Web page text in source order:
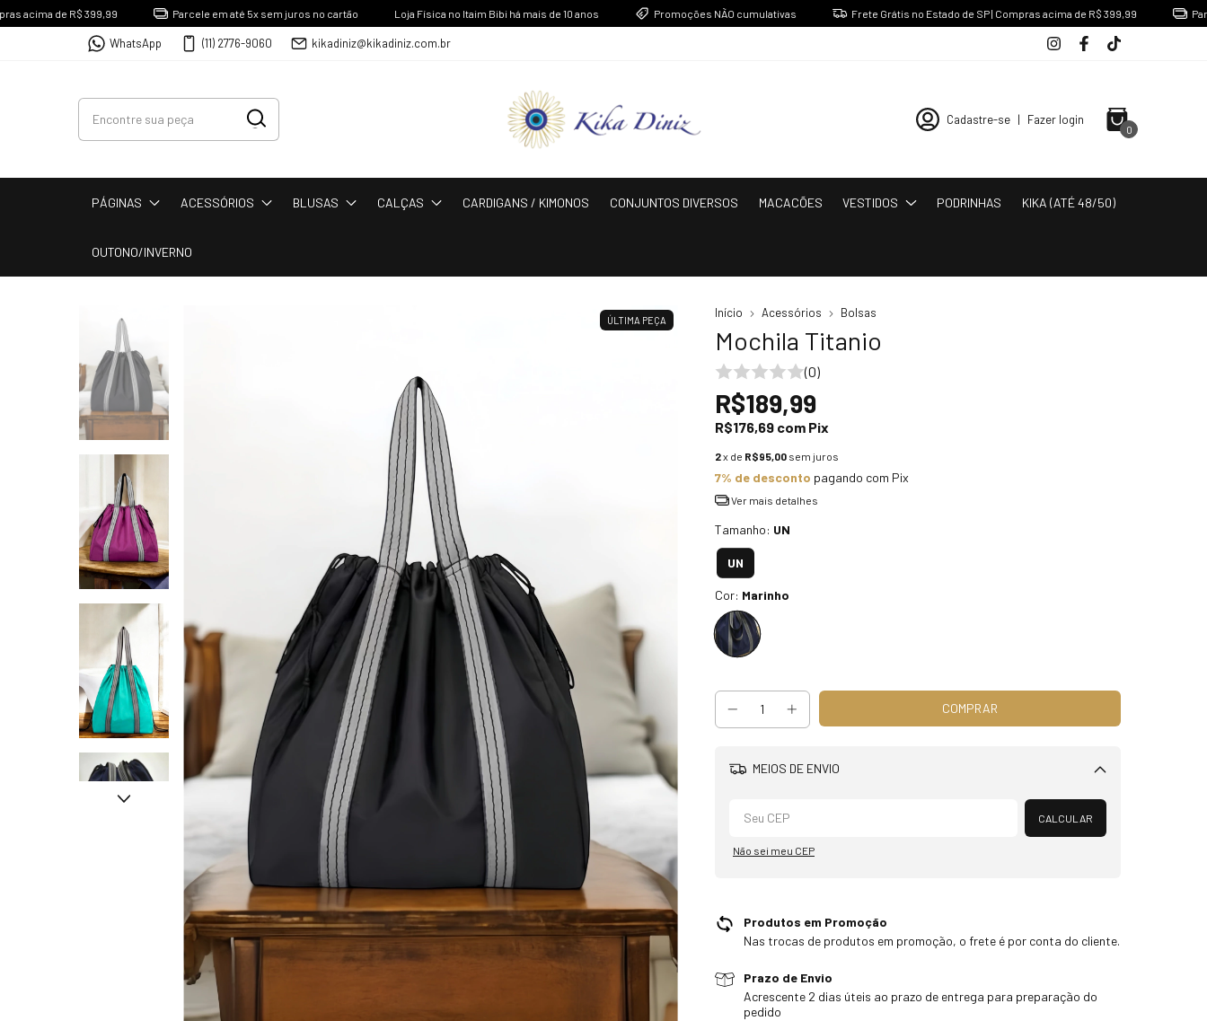
de R$ 399,99 Parcele em até 5x sem juros no cartão Loja Física no Itaim Bibi há mais de 10 anos Promoções NÃO cumulativas Frete Grátis no Estado de SP | Compras acima de R$ 399,99
WhatsApp (11) 2776-9060 kikadiniz@kikadiniz.com.br
Cadastre-se | Fazer login
0
PÁGINAS ACESSÓRIOS BLUSAS CALÇAS CARDIGANS / KIMONOS CONJUNTOS DIVERSOS MACACÕES VESTIDOS PODRINHAS KIKA (ATÉ 48/50)
OUTONO/INVERNO
ÚLTIMA PEÇA
Início Acessórios Bolsas
Mochila Titanio
(0)
R$189,99
R$176,69 com Pix
2x de R$95,00 sem juros
7% de desconto pagando com Pix
Ver mais detalhes
Tamanho: UN
UN
Cor: Marinho
MEIOS DE ENVIO
Alterar CEP
CALCULAR
Não sei meu CEP
Produtos em Promoção
Nas trocas de produtos em promoção, o frete é por conta do cliente.
Prazo de Envio
Acrescente 2 dias úteis ao prazo de entrega para preparação do
pedido